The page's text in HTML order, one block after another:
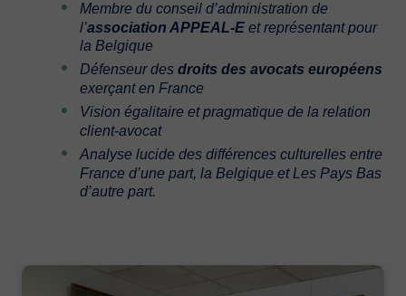
Membre du conseil d’administration de
l’association APPEAL-E et représentant pour
la Belgique
Défenseur des droits des avocats européens
exerçant en France
Vision égalitaire et pragmatique de la relation
client-avocat
Analyse lucide des différences culturelles entre
France d’une part, la Belgique et Les Pays Bas
d’autre part.